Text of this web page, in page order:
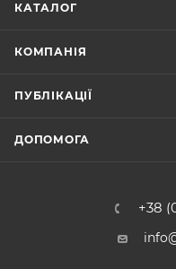
КАТАЛОГ
КОМПАНІЯ
ПУБЛІКАЦІЇ
ДОПОМОГА
+38